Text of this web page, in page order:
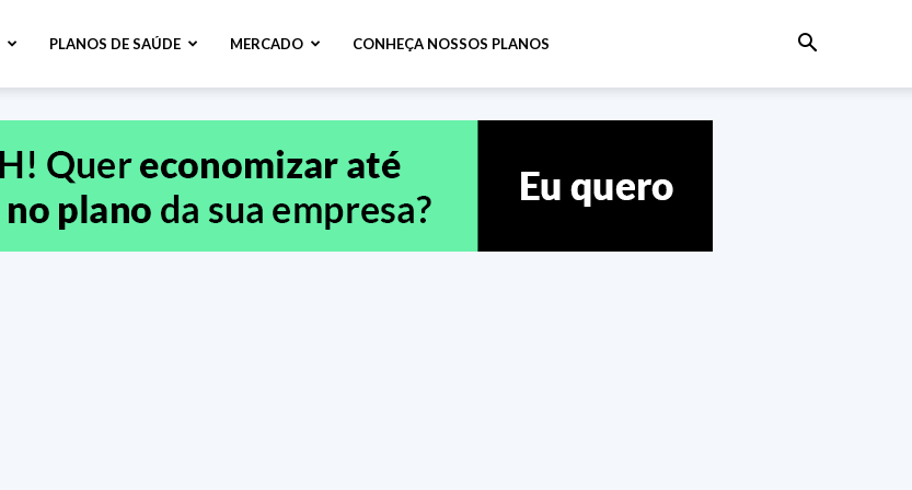
PLANOS DE SAÚDE MERCADO CONHEÇA NOSSOS PLANOS